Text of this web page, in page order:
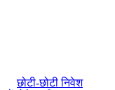
छोटी-छोटी निवेश